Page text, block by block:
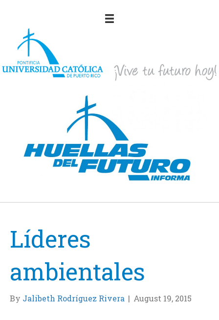
Líderes
ambientales
By Jalibeth Rodríguez Rivera | August 19, 2015